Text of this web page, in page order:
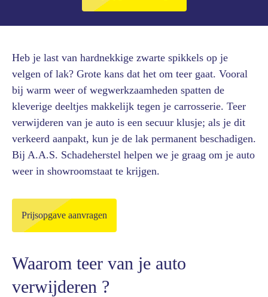
Heb je last van hardnekkige zwarte spikkels op je
velgen of lak? Grote kans dat het om teer gaat. Vooral
bij warm weer of wegwerkzaamheden spatten de
kleverige deeltjes makkelijk tegen je carrosserie. Teer
verwijderen van je auto is een secuur klusje; als je dit
verkeerd aanpakt, kun je de lak permanent beschadigen.
Bij A.A.S. Schadeherstel helpen we je graag om je auto
weer in showroomstaat te krijgen.
Prijsopgave aanvragen
Waarom teer van je auto
verwijderen ?